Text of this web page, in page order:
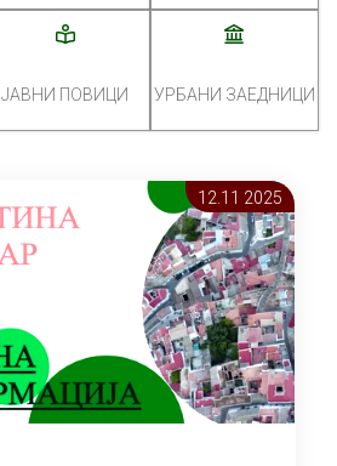
ЈАВНИ ПОВИЦИ УРБАНИ ЗАЕДНИЦИ
12.11 2025